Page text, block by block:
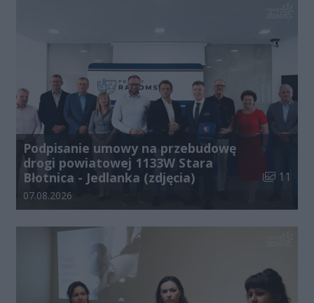
Podpisanie umowy na przebudowę
drogi powiatowej 1133W Stara
Błotnica - Jedlanka (zdjęcia)
Liczba
11
Data dodania galerii:
07.08.2026